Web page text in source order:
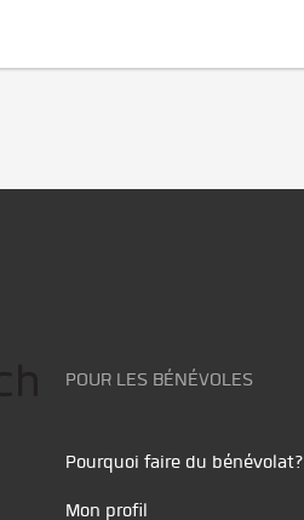
POUR LES BÉNÉVOLES
Pourquoi faire du bénévolat?
Mon profil